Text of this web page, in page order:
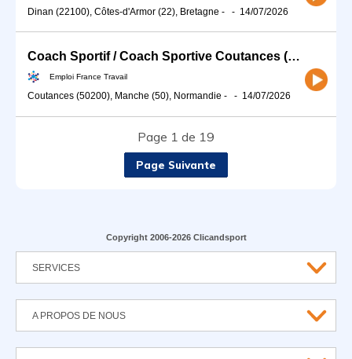
Dinan (22100), Côtes-d'Armor (22), Bretagne - - 14/07/2026
Coach Sportif / Coach Sportive Coutances (H/F)
Emploi France Travail
Coutances (50200), Manche (50), Normandie - - 14/07/2026
Page 1 de 19
Page Suivante
Copyright 2006-2026 Clicandsport
SERVICES
A PROPOS DE NOUS